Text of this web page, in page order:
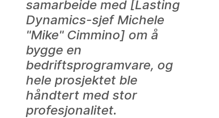
samarbeide med [Lasting
Dynamics-sjef Michele
"Mike" Cimmino] om å
bygge en
bedriftsprogramvare, og
hele prosjektet ble
håndtert med stor
profesjonalitet.